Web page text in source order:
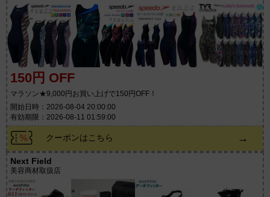
150円 OFF
マラソン★9,000円お買い上げで150円OFF！
開始日時：2026-08-04 20:00:00
有効期限：2026-08-11 01:59:00
クーポンはこちら →
Next Field
美容商材取扱店